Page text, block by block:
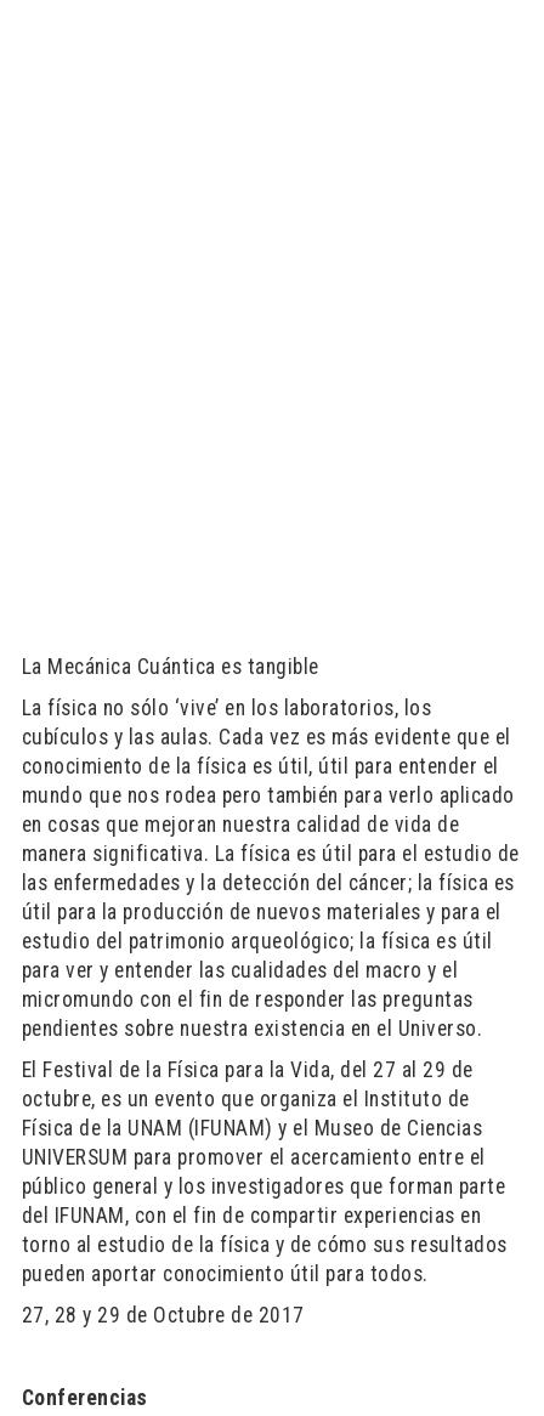
La Mecánica Cuántica es tangible
La física no sólo ‘vive’ en los laboratorios, los
cubículos y las aulas. Cada vez es más evidente que el
conocimiento de la física es útil, útil para entender el
mundo que nos rodea pero también para verlo aplicado
en cosas que mejoran nuestra calidad de vida de
manera significativa. La física es útil para el estudio de
las enfermedades y la detección del cáncer; la física es
útil para la producción de nuevos materiales y para el
estudio del patrimonio arqueológico; la física es útil
para ver y entender las cualidades del macro y el
micromundo con el fin de responder las preguntas
pendientes sobre nuestra existencia en el Universo.
El Festival de la Física para la Vida, del 27 al 29 de
octubre, es un evento que organiza el Instituto de
Física de la UNAM (IFUNAM) y el Museo de Ciencias
UNIVERSUM para promover el acercamiento entre el
público general y los investigadores que forman parte
del IFUNAM, con el fin de compartir experiencias en
torno al estudio de la física y de cómo sus resultados
pueden aportar conocimiento útil para todos.
27, 28 y 29 de Octubre de 2017
Conferencias